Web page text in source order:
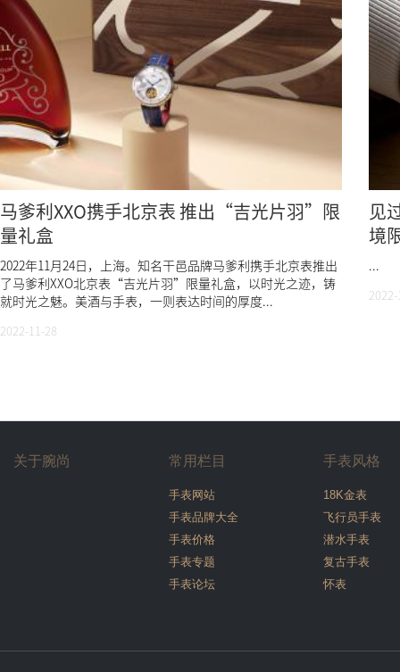
马爹利XXO携手北京表 推出“吉光片羽”限
量礼盒
2022年11月24日，上海。知名干邑品牌马爹利携手北京表推出
了马爹利XXO北京表“吉光片羽”限量礼盒，以时光之迹，铸
就时光之魅。美酒与手表，一则表达时间的厚度...
2022-11-28
见
境
...
关于腕尚 常用栏目
手表网站
手表品牌大全
手表价格
手表专题
手表论坛
手表风格
18K金表
飞行员手表
潜水手表
复古手表
怀表